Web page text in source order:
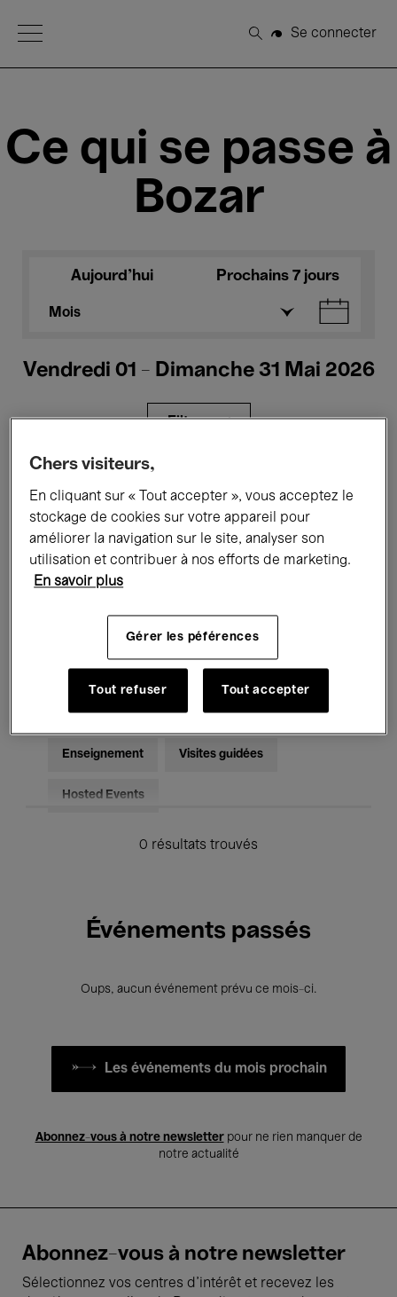
Open Menu
Rechercher
Se connecter
Ce qui se passe à
Bozar
Aujourd'hui Prochains 7 jours
Mois
Vendredi 01 - Dimanche 31 Mai 2026
Filtres
Expositions Films Performances
Rencontres & Débats Jazz
Musique électronique
Pour tous Kids’ Palace
Enseignement Visites guidées
Hosted Events
0 résultats trouvés
Événements passés
Oups, aucun événement prévu ce mois-ci.
Les événements du mois prochain
Abonnez-vous à notre newsletterpour ne rien manquer de
notre actualité
Abonnez-vous à notre newsletter
Sélectionnez vos centres d'intérêt et recevez les
Chers visiteurs,
En cliquant sur « Tout accepter », vous acceptez le
stockage de cookies sur votre appareil pour
améliorer la navigation sur le site, analyser son
utilisation et contribuer à nos efforts de marketing.
En savoir plus
Gérer les péférences
Tout refuser Tout accepter